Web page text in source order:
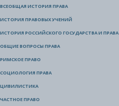
ВСЕОБЩАЯ ИСТОРИЯ ПРАВА
ИСТОРИЯ ПРАВОВЫХ УЧЕНИЙ
ИСТОРИЯ РОССИЙСКОГО ГОСУДАРСТВА И ПРАВА
ОБЩИЕ ВОПРОСЫ ПРАВА
РИМСКОЕ ПРАВО
СОЦИОЛОГИЯ ПРАВА
ЦИВИЛИСТИКА
ЧАСТНОЕ ПРАВО